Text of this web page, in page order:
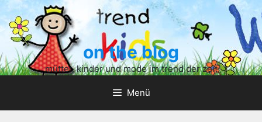
Zum
Inhalt
springen
on the blog
mütter, kinder und mode im trend der zeit
Menü